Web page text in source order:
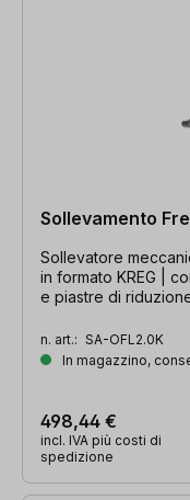
Sollevamento
Sollevatore
in formato KREG |
e piastre di
n. art.: SA-OFL2.0K
In magazzino,
498,44 €
incl. IVA più costi di
spedizione